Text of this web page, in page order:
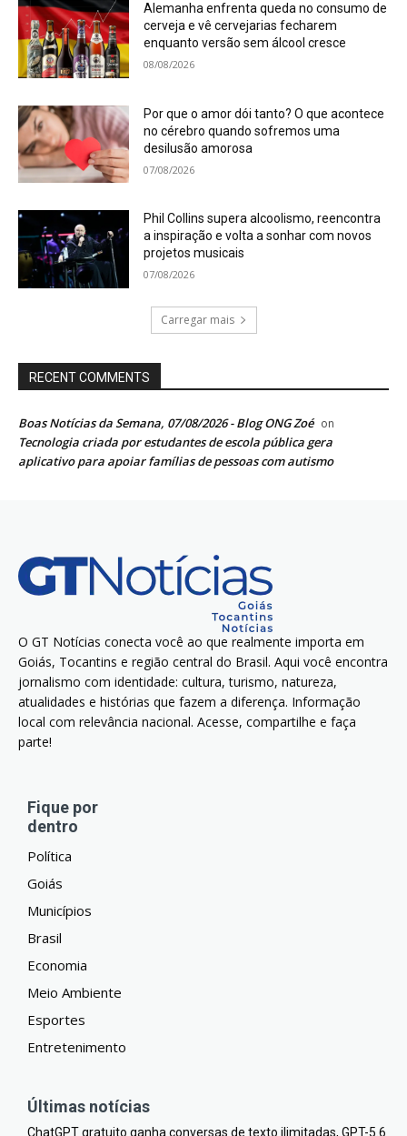
Alemanha enfrenta queda no consumo de
cerveja e vê cervejarias fecharem
enquanto versão sem álcool cresce
08/08/2026
Por que o amor dói tanto? O que acontece
no cérebro quando sofremos uma
desilusão amorosa
07/08/2026
Phil Collins supera alcoolismo, reencontra
a inspiração e volta a sonhar com novos
projetos musicais
07/08/2026
Carregar mais
RECENT COMMENTS
Boas Notícias da Semana, 07/08/2026 - Blog ONG Zoé on
Tecnologia criada por estudantes de escola pública gera
aplicativo para apoiar famílias de pessoas com autismo
O GT Notícias conecta você ao que realmente importa em
Goiás, Tocantins e região central do Brasil. Aqui você encontra
jornalismo com identidade: cultura, turismo, natureza,
atualidades e histórias que fazem a diferença. Informação
local com relevância nacional. Acesse, compartilhe e faça
parte!
Fique por
dentro
Política
Goiás
Municípios
Brasil
Economia
Meio Ambiente
Esportes
Entretenimento
Últimas notícias
ChatGPT gratuito ganha conversas de texto ilimitadas, GPT-5.6